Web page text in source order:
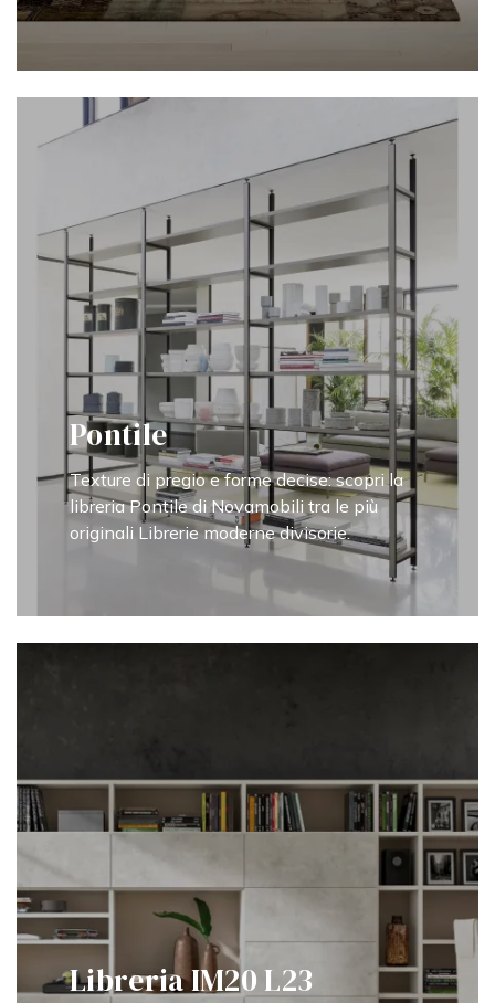
Pontile
Texture di pregio e forme decise: scopri la
libreria Pontile di Novamobili tra le più
originali Librerie moderne divisorie.
Libreria IM20 L23